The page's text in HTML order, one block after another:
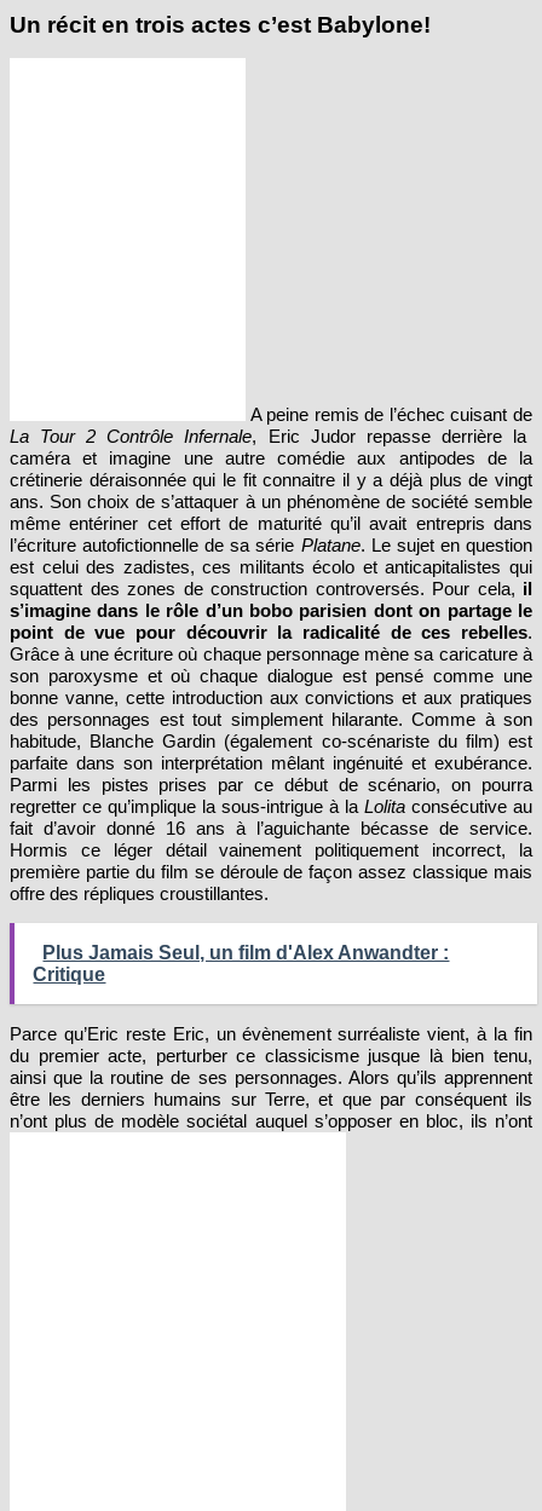
Un récit en trois actes c’est Babylone!
A peine remis de l’échec cuisant de
La Tour 2 Contrôle Infernale, Eric Judor repasse derrière la
caméra et imagine une autre comédie aux antipodes de la
crétinerie déraisonnée qui le fit connaitre il y a déjà plus de vingt
ans. Son choix de s’attaquer à un phénomène de société semble
même entériner cet effort de maturité qu’il avait entrepris dans
l’écriture autofictionnelle de sa série Platane. Le sujet en question
est celui des zadistes, ces militants écolo et anticapitalistes qui
squattent des zones de construction controversés. Pour cela, il
s’imagine dans le rôle d’un bobo parisien dont on partage le
point de vue pour découvrir la radicalité de ces rebelles.
Grâce à une écriture où chaque personnage mène sa caricature à
son paroxysme et où chaque dialogue est pensé comme une
bonne vanne, cette introduction aux convictions et aux pratiques
des personnages est tout simplement hilarante. Comme à son
habitude, Blanche Gardin (également co-scénariste du film) est
parfaite dans son interprétation mêlant ingénuité et exubérance.
Parmi les pistes prises par ce début de scénario, on pourra
regretter ce qu’implique la sous-intrigue à la Lolita consécutive au
fait d’avoir donné 16 ans à l’aguichante bécasse de service.
Hormis ce léger détail vainement politiquement incorrect, la
première partie du film se déroule de façon assez classique mais
offre des répliques croustillantes.
Plus Jamais Seul, un film d'Alex Anwandter :
Critique
Parce qu’Eric reste Eric, un évènement surréaliste vient, à la fin
du premier acte, perturber ce classicisme jusque là bien tenu,
ainsi que la routine de ses personnages. Alors qu’ils apprennent
être les derniers humains sur Terre, et que par conséquent ils
n’ont plus de modèle sociétal auquel s’opposer en bloc, ils n’ont